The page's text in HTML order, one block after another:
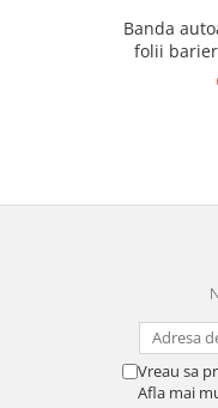
Banda
folii
Vreau sa
Afla mai